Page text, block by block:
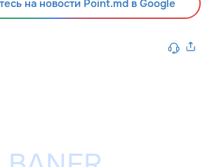
на новости Point.md в Google